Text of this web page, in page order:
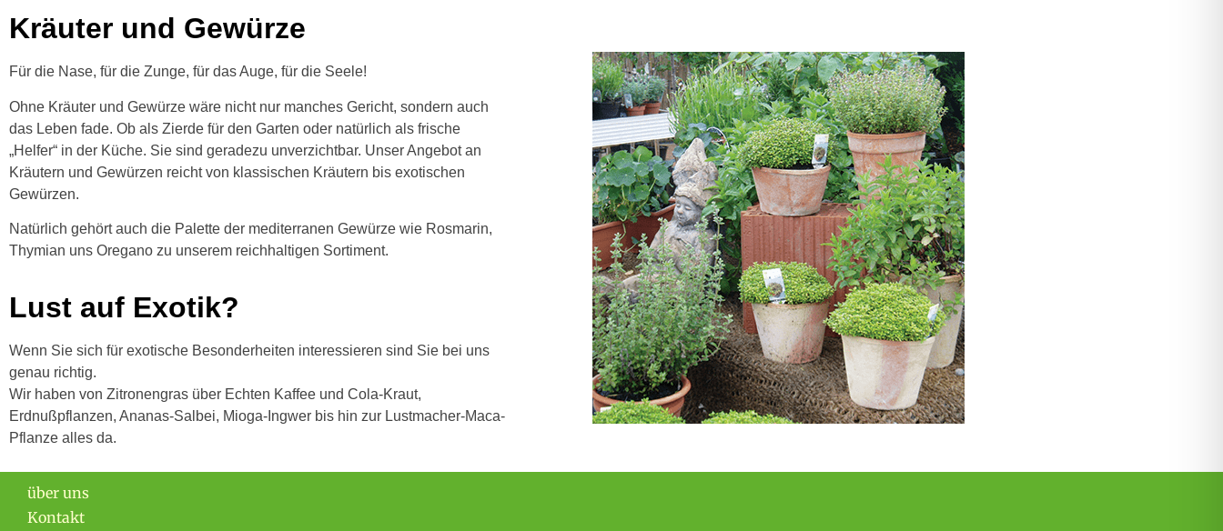
Kräuter und Gewürze
Für die Nase, für die Zunge, für das Auge, für die Seele!
Ohne Kräuter und Gewürze wäre nicht nur manches Gericht, sondern auch
das Leben fade. Ob als Zierde für den Garten oder natürlich als frische
„Helfer“ in der Küche. Sie sind geradezu unverzichtbar. Unser Angebot an
Kräutern und Gewürzen reicht von klassischen Kräutern bis exotischen
Gewürzen.
Natürlich gehört auch die Palette der mediterranen Gewürze wie Rosmarin,
Thymian uns Oregano zu unserem reichhaltigen Sortiment.
Lust auf Exotik?
Wenn Sie sich für exotische Besonderheiten interessieren sind Sie bei uns
genau richtig.
Wir haben von Zitronengras über Echten Kaffee und Cola-Kraut,
Erdnußpflanzen, Ananas-Salbei, Mioga-Ingwer bis hin zur Lustmacher-Maca-
Pflanze alles da.
über uns
Kontakt